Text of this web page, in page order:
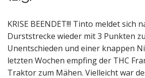
KRISE BEENDET!!! Tinto meldet sich
Durststrecke wieder mit 3 Punkten
Unentschieden und einer knappen
letzten Wochen empfing der THC
Traktor zum Mähen. Vielleicht war